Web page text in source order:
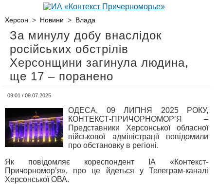
Херсон > Новини > Влада
За минулу добу внаслідок
російських обстрілів
Херсонщини загинула людина,
ще 17 – поранено
09:01 / 09.07.2025
ОДЕСА, 09 ЛИПНЯ 2025 РОКУ,
КОНТЕКСТ-ПРИЧОРНОМОР’Я –
Представники Херсонської обласної
військової адміністрації повідомили
про обстановку в регіоні.
Як повідомляє кореспондент ІА «Контекст-
Причорномор’я», про це йдеться у Телеграм-каналі
Херсонської ОВА.